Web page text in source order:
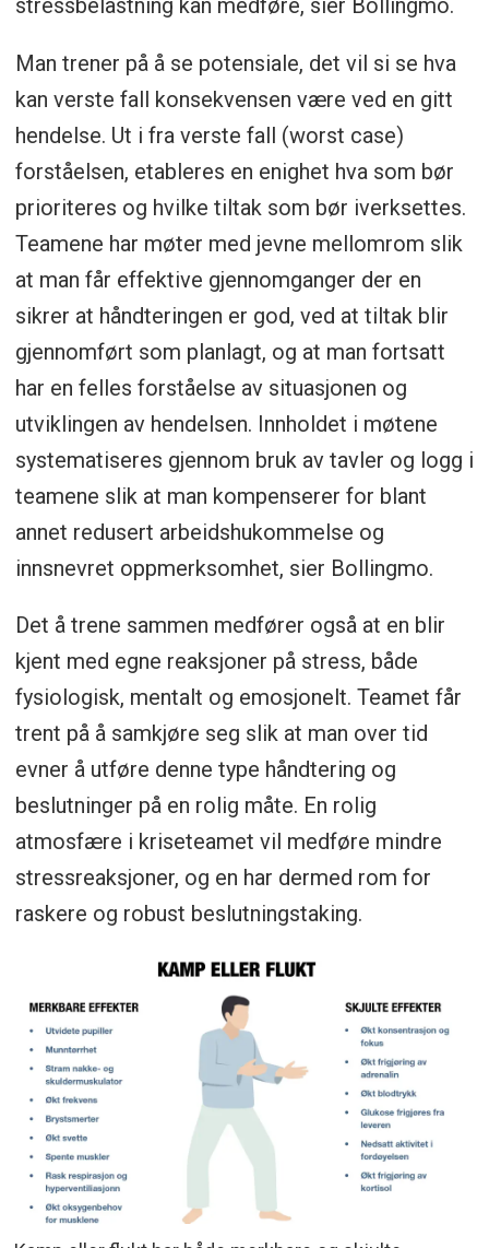
Man trener på å se potensiale, det vil si se hva
kan verste fall konsekvensen være ved en gitt
hendelse. Ut i fra verste fall (worst case)
forståelsen, etableres en enighet hva som bør
prioriteres og hvilke tiltak som bør iverksettes.
Teamene har møter med jevne mellomrom slik
at man får effektive gjennomganger der en
sikrer at håndteringen er god, ved at tiltak blir
gjennomført som planlagt, og at man fortsatt
har en felles forståelse av situasjonen og
utviklingen av hendelsen. Innholdet i møtene
systematiseres gjennom bruk av tavler og logg i
teamene slik at man kompenserer for blant
annet redusert arbeidshukommelse og
innsnevret oppmerksomhet, sier Bollingmo.
Det å trene sammen medfører også at en blir
kjent med egne reaksjoner på stress, både
fysiologisk, mentalt og emosjonelt. Teamet får
trent på å samkjøre seg slik at man over tid
evner å utføre denne type håndtering og
beslutninger på en rolig måte. En rolig
atmosfære i kriseteamet vil medføre mindre
stressreaksjoner, og en har dermed rom for
raskere og robust beslutningstaking.